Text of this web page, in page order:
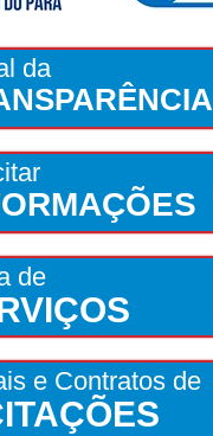
da
de
e Contratos de